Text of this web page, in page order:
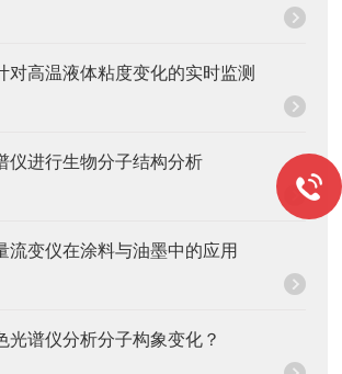
对高温液体粘度变化的实时监测
仪进行生物分子结构分析
流变仪在涂料与油墨中的应用
光谱仪分析分子构象变化？